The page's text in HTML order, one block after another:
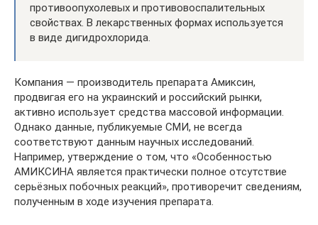
противоопухолевых и противовоспалительных
свойствах. В лекарственных формах используется
в виде дигидрохлорида.
Компания — производитель препарата Амиксин,
продвигая его на украинский и российский рынки,
активно использует средства массовой информации.
Однако данные, публикуемые СМИ, не всегда
соответствуют данным научных исследований.
Например, утверждение о том, что «Особенностью
АМИКСИНА является практически полное отсутствие
серьёзных побочных реакций», противоречит сведениям,
полученным в ходе изучения препарата.